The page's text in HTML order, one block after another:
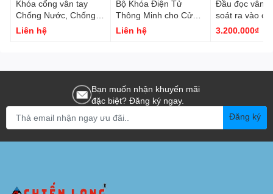
Khóa cổng vân tay
Chống Nước, Chống
trộm chất liệu Bằng
INOX 304
Liên hệ
Bộ Khóa Điện Tử
Thông Minh cho Cửa
Cổng Smartdorlock
CL-5001
Liên hệ
Đầu đọc vân
soát ra vào
F18
3.200.000₫
Bạn muốn nhận khuyến mãi
đặc biệt? Đăng ký ngay.
Đăng ký